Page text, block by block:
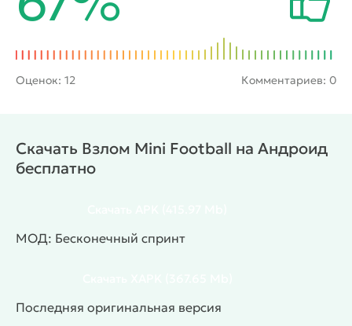
важная часть геймплея Mini Football. Можно
отобрать обычных или лучших, от уровня зависят
и умения. Вдобавок, доступна настройка всех
аспектов – дизайн формы, логотип клуба, тип мяча
полная настройка своей команды;
десятки комплектов разных форм;
забавные персонажи;
есть обучение для новичков.
Оценок: 12 Комментариев: 0
Скачать Взлом Mini Football на Андроид
бесплатно
МОД: Бесконечный спринт
Последняя оригинальная версия